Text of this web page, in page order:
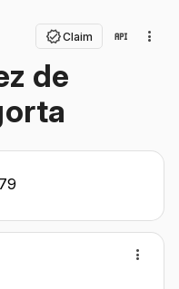
Claim
de